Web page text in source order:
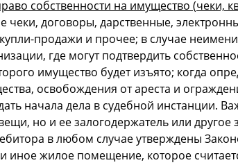
собственности на имущество (чеки,
чеки, договоры, дарственные,
продажи и прочее; в случае
где могут подтвердить
имущество будет изъято; когда
освобождения от ареста и
начала дела в судебной инстанции.
но и ее залогодержатель или
в любом случае утверждены
иное жилое помещение, которое